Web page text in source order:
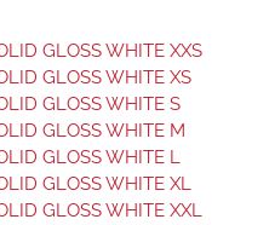
GLOSS WHITE XXS
GLOSS WHITE XS
GLOSS WHITE S
GLOSS WHITE M
GLOSS WHITE L
GLOSS WHITE XL
GLOSS WHITE XXL